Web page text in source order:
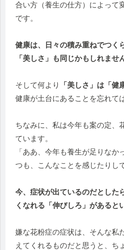
合い方（養生の仕方）によって
です。
健康は、日々の積み重ねでつく
「美しさ」も同じかもしれませ
そして何より 「美しさ」は「健
健康が土台にあることを忘れて
ちなみに、私は今年も案の定、
ています。
「ああ、今年も養生が足りな
つも、こんなことを感じたりし
今、症状が出ているのだとした
くなれる「伸びしろ」があると
嫌な花粉症の症状は、そんな私
えてくれるものだと思うと、ち